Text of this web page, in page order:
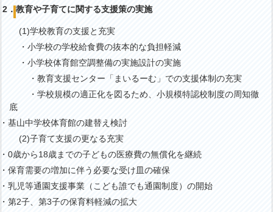
2．教育や子育てに関する支援策の実施
(1)学校教育の支援と充実
・小学校の学校給食費の抜本的な負担軽減
・小学校体育館空調整備の実施設計の実施
・教育支援センター「まいるーむ」での支援体制の充実
・学校規模の適正化を図るため、小規模特認校制度の周知徹
底
・基山中学校体育館の建替え検討
(2)子育て支援の更なる充実
・0歳から18歳までの子どもの医療費の無償化を継続
・保育需要の増加に伴う必要な受け皿の確保
・乳児等通園支援事業（こども誰でも通園制度）の開始
・第2子、第3子の保育料軽減の拡大